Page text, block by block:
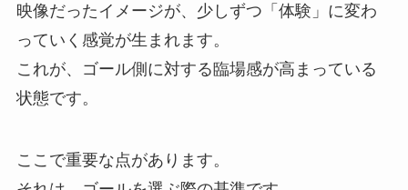
映像だったイメージが、少しずつ「体験」に変わ
っていく感覚が生まれます。
これが、ゴール側に対する臨場感が高まっている
状態です。
ここで重要な点があります。